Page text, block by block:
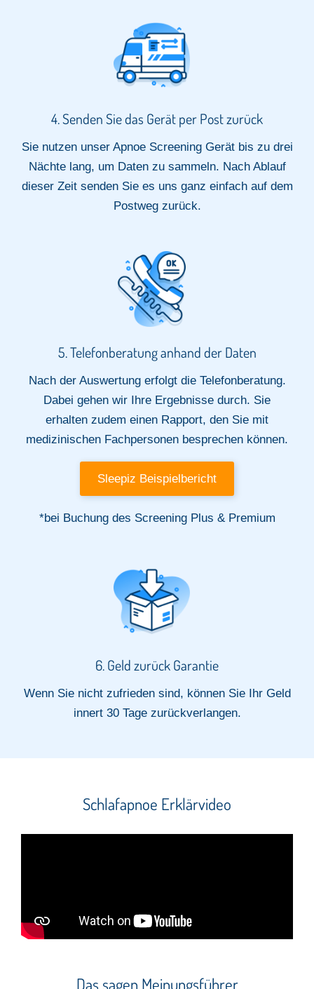
4. Senden Sie das Gerät per Post zurück
Sie nutzen unser Apnoe Screening Gerät bis zu drei
Nächte lang, um Daten zu sammeln. Nach Ablauf
dieser Zeit senden Sie es uns ganz einfach auf dem
Postweg zurück.
5. Telefonberatung anhand der Daten
Nach der Auswertung erfolgt die Telefonberatung.
Dabei gehen wir Ihre Ergebnisse durch. Sie
erhalten zudem einen Rapport, den Sie mit
medizinischen Fachpersonen besprechen können.
Sleepiz Beispielbericht
*bei Buchung des Screening Plus & Premium
6. Geld zurück Garantie
Wenn Sie nicht zufrieden sind, können Sie Ihr Geld
innert 30 Tage zurückverlangen.
Schlafapnoe Erklärvideo
Das sagen Meinungsführer